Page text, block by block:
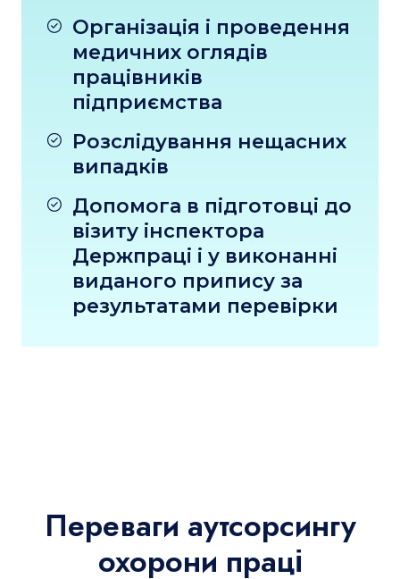
Організація і проведення
медичних оглядів
працівників
підприємства
Розслідування нещасних
випадків
Допомога в підготовці до
візиту інспектора
Держпраці і у виконанні
виданого припису за
результатами перевірки
Переваги аутсорсингу
охорони праці